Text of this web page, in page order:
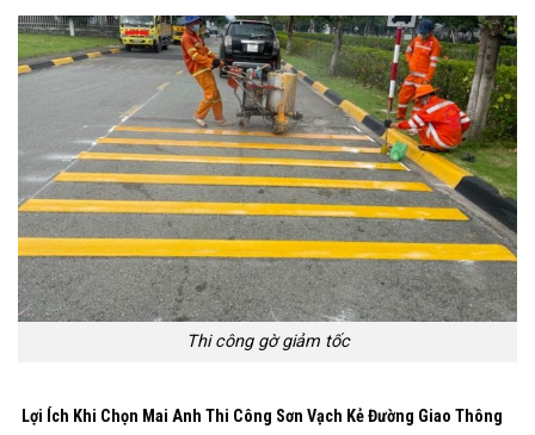
Thi công gờ giảm tốc
Lợi Ích Khi Chọn Mai Anh Thi Công Sơn Vạch Kẻ Đường Giao Thông